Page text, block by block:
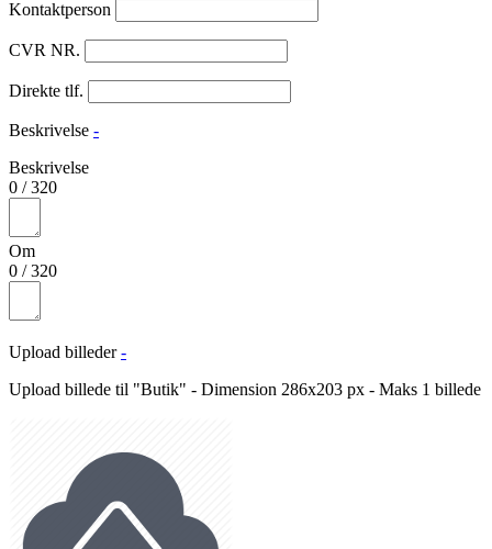
Kontaktperson
CVR NR.
Direkte tlf.
Beskrivelse -
Beskrivelse
0 /320
Om
0 /320
Upload billeder -
Upload billede til "Butik" - Dimension 286x203 px - Maks 1 billede